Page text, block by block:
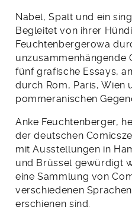
Nabel, Spalt und ein
Begleitet von ihrer
Feuchtenbergerowa
unzusammenhängende
fünf grafische Essays,
durch Rom, Paris, Wien
pommeranischen
Anke Feuchtenberger,
der deutschen
mit Ausstellungen in
und Brüssel gewürdigt
eine Sammlung von
verschiedenen
erschienen sind.